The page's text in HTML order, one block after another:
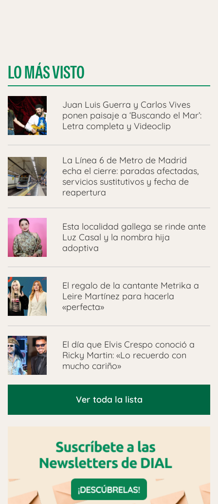
LO MÁS VISTO
Juan Luis Guerra y Carlos Vives
ponen paisaje a ‘Buscando el Mar’:
Letra completa y Videoclip
La Línea 6 de Metro de Madrid
echa el cierre: paradas afectadas,
servicios sustitutivos y fecha de
reapertura
Esta localidad gallega se rinde ante
Luz Casal y la nombra hija
adoptiva
El regalo de la cantante Metrika a
Leire Martínez para hacerla
«perfecta»
El día que Elvis Crespo conoció a
Ricky Martin: «Lo recuerdo con
mucho cariño»
Ver toda la lista